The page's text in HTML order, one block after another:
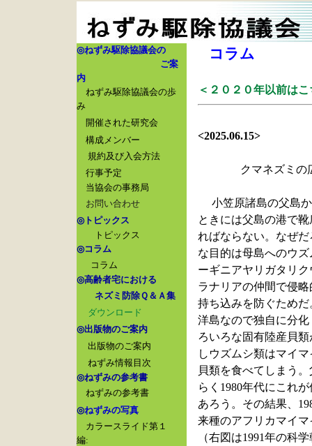
◎ねずみ駆除協議会の
ご案
内
ねずみ駆除協議会の歩
み
開催された研究会
構成メンバー
規約及び入会方法
行事予定
当協会の事務局
お問い合わせ
◎トピックス
トピックス
◎コラム
コラム
◎高齢者宅における
ネズミ防除Ｑ＆Ａ集
ダウンロード
◎出版物のご案内
出版物のご案内
ねずみ情報目次
◎ねずみの参考書
ねずみの参考書
◎ねずみの写真
カラースライド第１
編:
コラム
＜２０２０年以前は
<2025.06.15>
クマネズミの
小笠原諸島の父島か
ときには父島の港で
ればならない。なぜ
な目的は母島へのウ
ーギニアヤリガタリ
ラナリアの仲間で侵
持ち込みを防ぐため
洋島なので独自に分
ろいろな固有陸産貝
しウズムシ類はマイ
貝類を食べてしまう
らく1980年代にこれ
あろう。その結果、
来種のアフリカマイ
（右図は1991年の科